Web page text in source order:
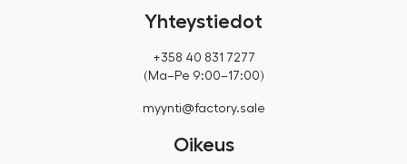
Yhteystiedot
+358 40 831 7277
(Ma–Pe 9:00–17:00)
myynti@factory.sale
Oikeus